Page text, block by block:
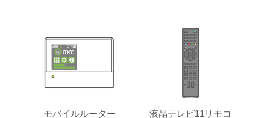
モバイルルーター 液晶テレビ11リモコ